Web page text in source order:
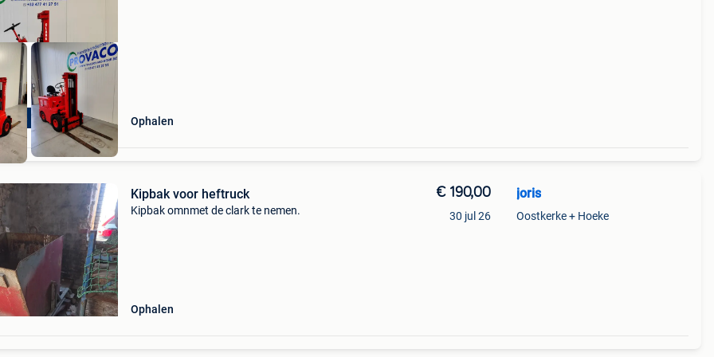
- Ledegem Ophalen
Kipbak voor heftruck
Kipbak omnmet de clark te nemen.
Ophalen
€ 190,00
30 jul 26
joris
Oostkerke + Hoeke